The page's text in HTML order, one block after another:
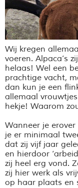
Wij kregen
voeren. Alpaca’s
helaas! Wel een
prachtige vacht,
dan kun je een
allemaal
hekje! Waarom
Wanneer je
je er minimaal
dat zij vijf jaar
en hierdoor
zij heel erg vond.
zij hier werk als
op haar plaats en